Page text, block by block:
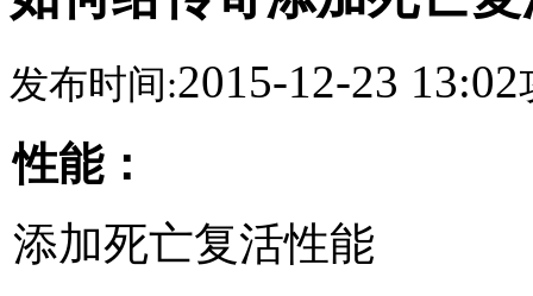
发布时间:2015-12-23 13:02
性能：
添加死亡复活性能